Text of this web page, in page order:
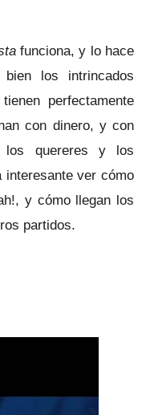
funciona, y lo hace
los intrincados
perfectamente
con dinero, y con
quereres y los
interesante ver cómo
y cómo llegan los
partidos.